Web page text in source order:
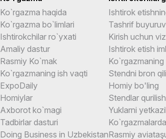
Ko`rgazma haqida
Ko`rgazma bo`limlari
Ishtirokchilar ro`yxati
Amaliy dastur
Rasmiy Ko`mak
Ko`rgazmaning ish vaqti
ExpoDaily
Homiylar
Axborot ko`magi
Tadbirlar dasturi
Doing Business in Uzbekistan
Ishtirok
Tashrif
Kirish uchun
Ishtirok etish
Stendni bron
Homiy bo'ling
Stendlar
Yuklarni
Rasmiy